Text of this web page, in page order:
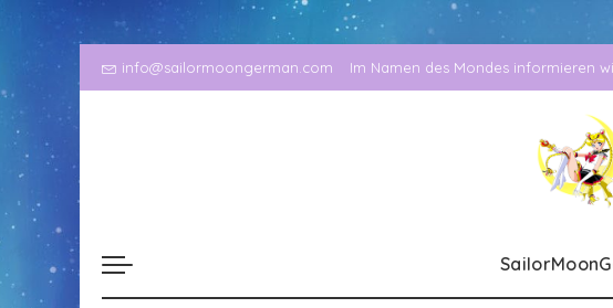
info@sailormoongerman.com Im Namen des Mondes informieren